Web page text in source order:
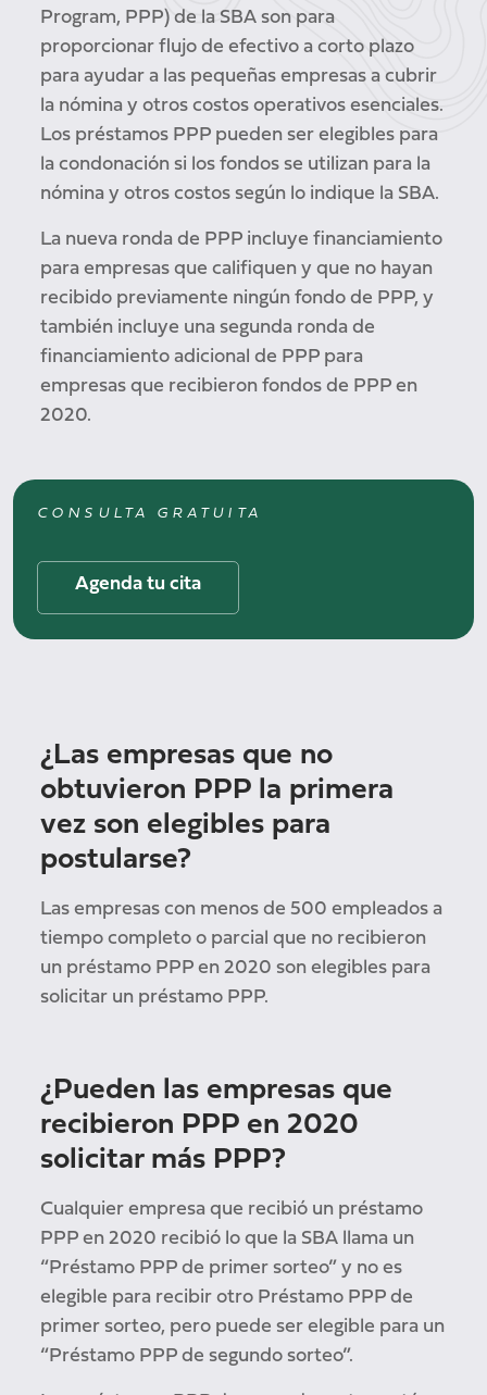
Program, PPP) de la SBA son para
proporcionar flujo de efectivo a corto plazo
para ayudar a las pequeñas empresas a cubrir
la nómina y otros costos operativos esenciales.
Los préstamos PPP pueden ser elegibles para
la condonación si los fondos se utilizan para la
nómina y otros costos según lo indique la SBA.
La nueva ronda de PPP incluye financiamiento
para empresas que califiquen y que no hayan
recibido previamente ningún fondo de PPP, y
también incluye una segunda ronda de
financiamiento adicional de PPP para
empresas que recibieron fondos de PPP en
2020.
CONSULTA GRATUITA
Agenda tu cita
¿Las empresas que no
obtuvieron PPP la primera
vez son elegibles para
postularse?
Las empresas con menos de 500 empleados a
tiempo completo o parcial que no recibieron
un préstamo PPP en 2020 son elegibles para
solicitar un préstamo PPP.
¿Pueden las empresas que
recibieron PPP en 2020
solicitar más PPP?
Cualquier empresa que recibió un préstamo
PPP en 2020 recibió lo que la SBA llama un
“Préstamo PPP de primer sorteo” y no es
elegible para recibir otro Préstamo PPP de
primer sorteo, pero puede ser elegible para un
“Préstamo PPP de segundo sorteo”.